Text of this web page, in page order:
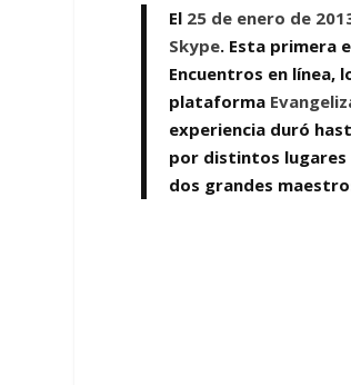
El 25 de enero de
Skype. Esta primera
Encuentros en línea,
plataforma
experiencia duró
por distintos lugares
dos grandes